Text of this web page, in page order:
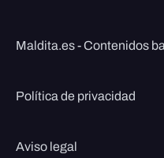
Maldita.es - Contenidos
Política de privacidad
Aviso legal